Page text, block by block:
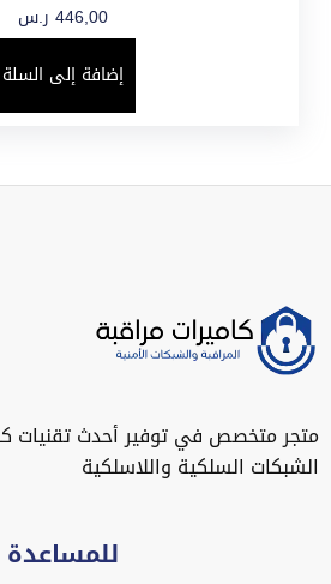
446,00 ر.س
إضافة إلى السلة
متجر متخصص في توفير أحدث تقنيات
الشبكات السلكية واللاسلكية
للمساعدة